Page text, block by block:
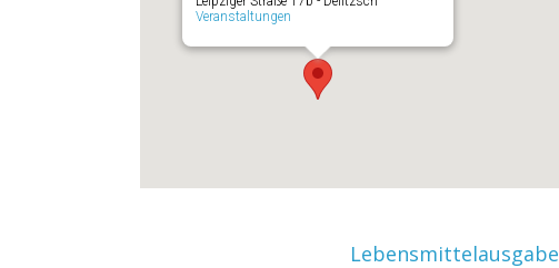
Veranstaltungen
Lebensmittelausgabe